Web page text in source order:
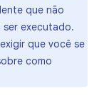
que não
executado.
que você se
como